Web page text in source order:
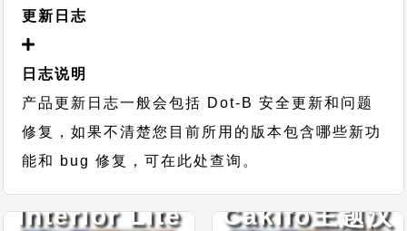
更新日志
日志说明
产品更新日志一般会包括 Dot-B 安全更新和问题
修复，如果不清楚您目前所用的版本包含哪些新功
能和 bug 修复，可在此处查询。
Interior Lite
Cakifo主题汉